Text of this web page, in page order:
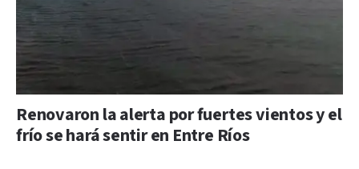
Renovaron la alerta por fuertes vientos y el
frío se hará sentir en Entre Ríos